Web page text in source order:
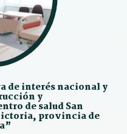
de interés nacional y
y
de salud San
provincia de